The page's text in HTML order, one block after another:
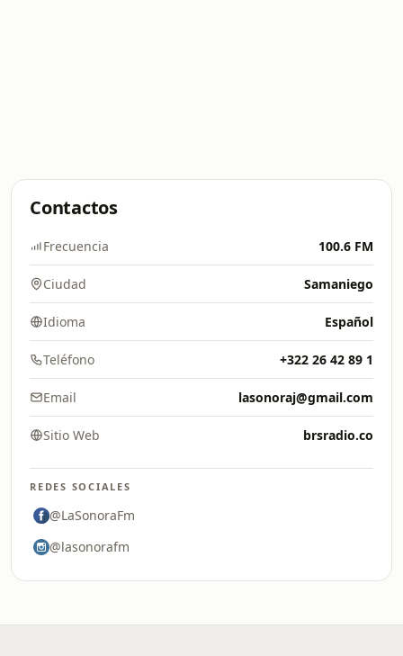
Contactos
Frecuencia 100.6 FM
Ciudad Samaniego
Idioma Español
Teléfono +322 26 42 89 1
Email lasonoraj@gmail.com
Sitio Web brsradio.co
REDES SOCIALES
@LaSonoraFm
@lasonorafm